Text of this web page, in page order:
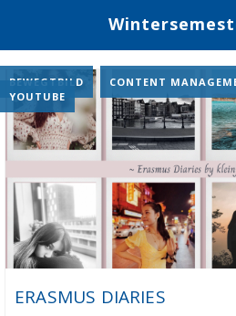
ERASMUS DIARIES
BEWEGTBILD , CONTENT
YOUTUBE